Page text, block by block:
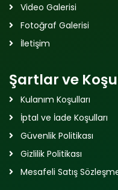
Video Galerisi
Fotoğraf Galerisi
İletişim
Şartlar ve
Kulanım Koşulları
İptal ve İade Koşulları
Güvenlik Politikası
Gizlilik Politikası
Mesafeli Satış